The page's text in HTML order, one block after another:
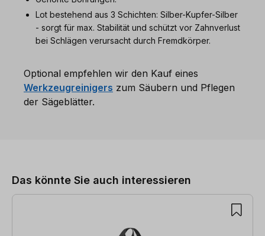
Lot bestehend aus 3 Schichten: Silber-Kupfer-Silber
- sorgt für max. Stabilität und schützt vor Zahnverlust
bei Schlägen verursacht durch Fremdkörper.
Optional empfehlen wir den Kauf eines
Werkzeugreinigers zum Säubern und Pflegen
der Sägeblätter.
Das könnte Sie auch interessieren